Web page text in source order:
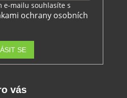
e-mailu souhlasíte s
ochrany osobních
SE
vás